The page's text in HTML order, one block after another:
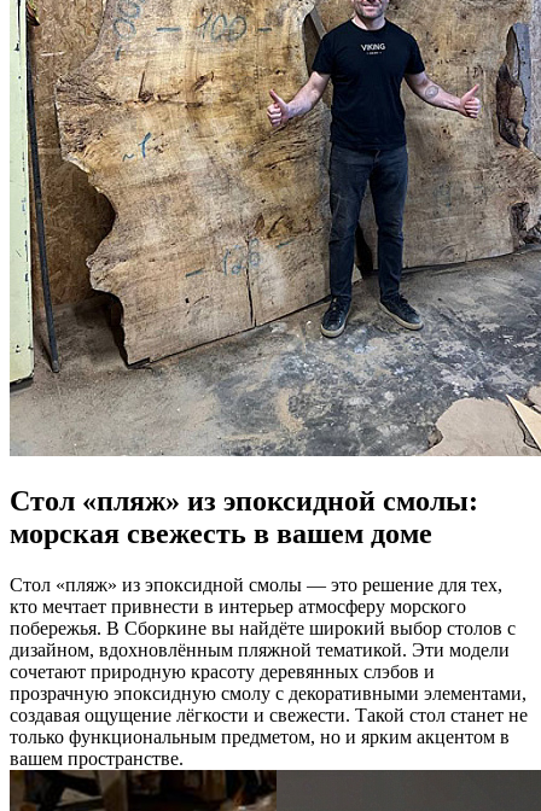
Стол «пляж» из эпоксидной смолы:
морская свежесть в вашем доме
Стол «пляж» из эпоксидной смолы — это решение для тех,
кто мечтает привнести в интерьер атмосферу морского
побережья. В Сборкине вы найдёте широкий выбор столов с
дизайном, вдохновлённым пляжной тематикой. Эти модели
сочетают природную красоту деревянных слэбов и
прозрачную эпоксидную смолу с декоративными элементами,
создавая ощущение лёгкости и свежести. Такой стол станет не
только функциональным предметом, но и ярким акцентом в
вашем пространстве.